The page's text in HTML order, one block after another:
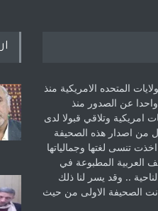
المتحده الامريكية منذ
واحدا عن الصدور منذ
امريكية ‏وتلاقي قبولا لدى
من اصدار هذه الصحيفة
‏تنسى لغتها وجمالياتها
العربية المطبوعة في
.. وقد يسر لنا ذلك
‏الصحيفة الاولى من حيث